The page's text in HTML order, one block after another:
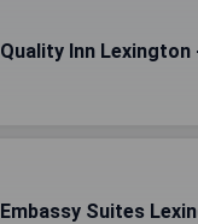
Quality Inn
Embassy Suites